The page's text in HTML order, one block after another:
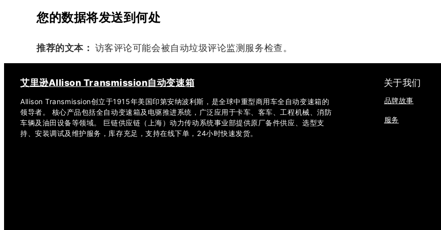
您的数据将发送到何处
推荐的文本： 访客评论可能会被自动垃圾评论监测服务检查。
艾里逊Allison Transmission自动变速箱
Allison Transmission创立于1915年美国印第安纳波利斯，是全球中重型商用车全自动变速箱的
领导者。 核心产品包括全自动变速箱及电驱推进系统，广泛应用于卡车、客车、工程机械、消防
车辆及油田设备等领域。 巨链供应链（上海）动力传动系统事业部提供原厂备件供应、选型支
持、安装调试及维护服务，库存充足，支持在线下单，24小时快速发货。
关于我们
品牌故事
服务